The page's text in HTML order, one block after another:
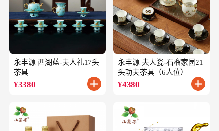
永丰源 西湖蓝-夫人礼17头
茶具
¥3380
永丰源 夫人瓷-石榴家园21
头功夫茶具（6人位）
¥4380